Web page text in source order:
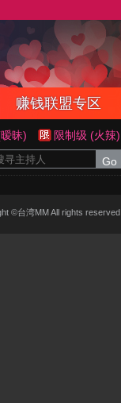
赚钱联盟专区
昧)
限制级 (火辣)
©台湾MM All rights reserved.